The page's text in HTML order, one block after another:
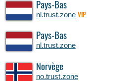
Pays-Bas
nl.trust.zone VIP
Pays-Bas
nl.trust.zone
Norvège
no.trust.zone